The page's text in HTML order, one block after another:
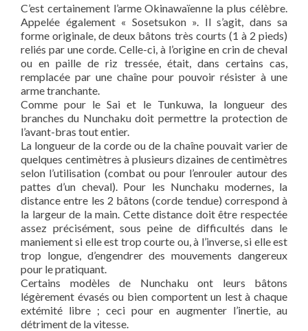
C’est certainement l’arme Okinawaïenne la plus célèbre.
Appelée également « Sosetsukon ». Il s’agit, dans sa
forme originale, de deux bâtons très courts (1 à 2 pieds)
reliés par une corde. Celle-ci, à l’origine en crin de cheval
ou en paille de riz tressée, était, dans certains cas,
remplacée par une chaîne pour pouvoir résister à une
arme tranchante.
Comme pour le Sai et le Tunkuwa, la longueur des
branches du Nunchaku doit permettre la protection de
l’avant-bras tout entier.
La longueur de la corde ou de la chaîne pouvait varier de
quelques centimètres à plusieurs dizaines de centimètres
selon l’utilisation (combat ou pour l’enrouler autour des
pattes d’un cheval). Pour les Nunchaku modernes, la
distance entre les 2 bâtons (corde tendue) correspond à
la largeur de la main. Cette distance doit être respectée
assez précisément, sous peine de difficultés dans le
maniement si elle est trop courte ou, à l’inverse, si elle est
trop longue, d’engendrer des mouvements dangereux
pour le pratiquant.
Certains modèles de Nunchaku ont leurs bâtons
légèrement évasés ou bien comportent un lest à chaque
extémité libre ; ceci pour en augmenter l’inertie, au
détriment de la vitesse.